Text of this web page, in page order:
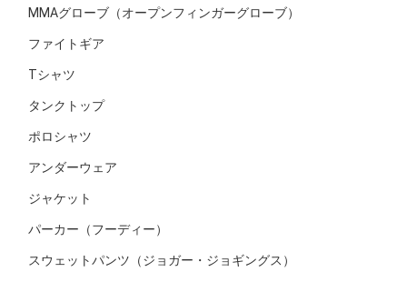
MMAグローブ（オープンフィンガーグローブ）
ファイトギア
Tシャツ
タンクトップ
ポロシャツ
アンダーウェア
ジャケット
パーカー（フーディー）
スウェットパンツ（ジョガー・ジョギングス）